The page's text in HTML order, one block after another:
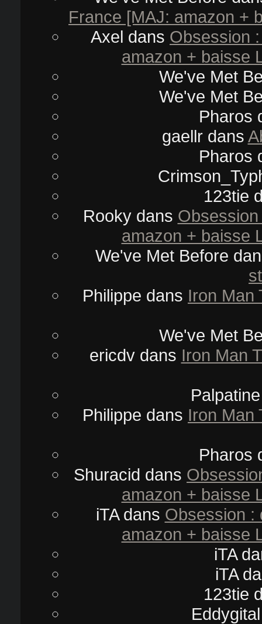
France [MAJ: amazon +
Axel dans Obsession
amazon + baisse
We've Met
We've Met
Pharos
gaellrdans
Pharos
123tie
Rookydans
amazon + baisse
We've Met Before
Philippe dans Iron Man
We've Met
ericdvdans Iron Man
Palpatine
Philippe dans Iron Man
Pharos
Shuracid dans
amazon + baisse
iTAdans Obsession :
amazon + baisse
iTA
iTA
123tie
Eddygital